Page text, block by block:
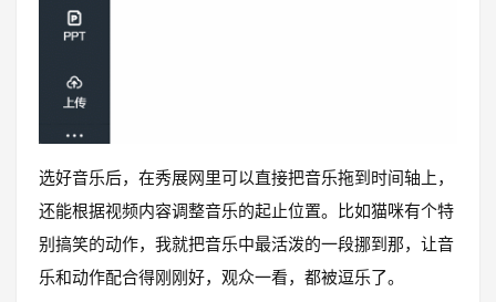
选好音乐后，在秀展网里可以直接把音乐拖到时间轴上，
还能根据视频内容调整音乐的起止位置。比如猫咪有个特
别搞笑的动作，我就把音乐中最活泼的一段挪到那，让音
乐和动作配合得刚刚好，观众一看，都被逗乐了。